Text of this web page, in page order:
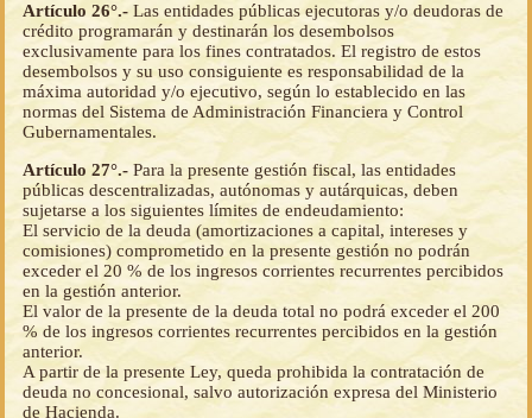
Artículo 26°.- Las entidades públicas ejecutoras y/o deudoras de
crédito programarán y destinarán los desembolsos
exclusivamente para los fines contratados. El registro de estos
desembolsos y su uso consiguiente es responsabilidad de la
máxima autoridad y/o ejecutivo, según lo establecido en las
normas del Sistema de Administración Financiera y Control
Gubernamentales.
Artículo 27°.- Para la presente gestión fiscal, las entidades
públicas descentralizadas, autónomas y autárquicas, deben
sujetarse a los siguientes límites de endeudamiento:
El servicio de la deuda (amortizaciones a capital, intereses y
comisiones) comprometido en la presente gestión no podrán
exceder el 20 % de los ingresos corrientes recurrentes percibidos
en la gestión anterior.
El valor de la presente de la deuda total no podrá exceder el 200
% de los ingresos corrientes recurrentes percibidos en la gestión
anterior.
A partir de la presente Ley, queda prohibida la contratación de
deuda no concesional, salvo autorización expresa del Ministerio
de Hacienda.